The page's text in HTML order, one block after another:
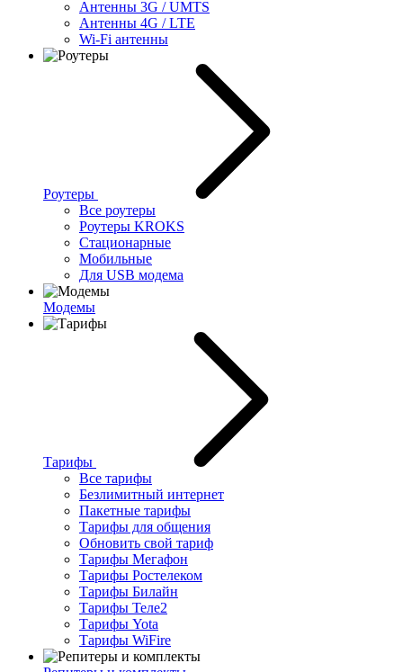
Антенны 3G / UMTS
Антенны 4G / LTE
Wi-Fi антенны
Роутеры
Все роутеры
Роутеры KROKS
Стационарные
Мобильные
Для USB модема
Модемы
Тарифы
Все тарифы
Безлимитный интернет
Пакетные тарифы
Тарифы для общения
Обновить свой тариф
Тарифы Мегафон
Тарифы Ростелеком
Тарифы Билайн
Тарифы Теле2
Тарифы Yota
Тарифы WiFire